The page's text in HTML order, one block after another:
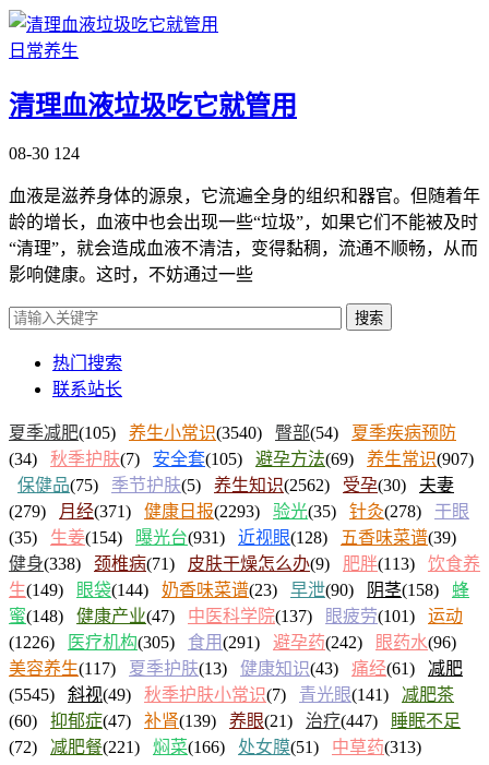
日常养生
清理血液垃圾吃它就管用
08-30 124
血液是滋养身体的源泉，它流遍全身的组织和器官。但随着年
龄的增长，血液中也会出现一些“垃圾”，如果它们不能被及时
“清理”，就会造成血液不清洁，变得黏稠，流通不顺畅，从而
影响健康。这时，不妨通过一些
搜索
热门搜索
联系站长
夏季减肥(105) 养生小常识(3540) 臀部(54) 夏季疾病预防
(34) 秋季护肤(7) 安全套(105) 避孕方法(69) 养生常识(907)
保健品(75) 季节护肤(5) 养生知识(2562) 受孕(30) 夫妻
(279)
月经(371) 健康日报(2293) 验光(35) 针灸(278) 干眼
(35) 生姜(154) 曝光台(931) 近视眼(128) 五香味菜谱(39)
健身(338) 颈椎病(71) 皮肤干燥怎么办(9) 肥胖(113) 饮食养
生(149) 眼袋(144) 奶香味菜谱(23) 早泄(90) 阴茎(158) 蜂
蜜(148) 健康产业(47) 中医科学院(137) 眼疲劳(101) 运动
(1226)
医疗机构(305) 食用(291) 避孕药(242) 眼药水(96)
美容养生(117) 夏季护肤(13) 健康知识(43) 痛经(61) 减肥
(5545) 斜视(49) 秋季护肤小常识(7) 青光眼(141) 减肥茶
(60) 抑郁症(47) 补肾(139) 养眼(21) 治疗(447)
睡眠不足
(72) 减肥餐(221) 焖菜(166) 处女膜(51) 中草药(313)